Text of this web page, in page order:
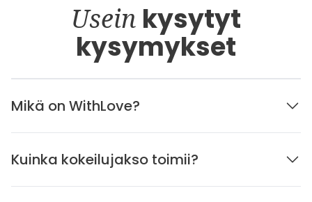
Usein kysytyt
kysymykset
Mikä on WithLove?
Kuinka kokeilujakso toimii?